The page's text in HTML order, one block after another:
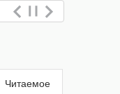
Читаемое